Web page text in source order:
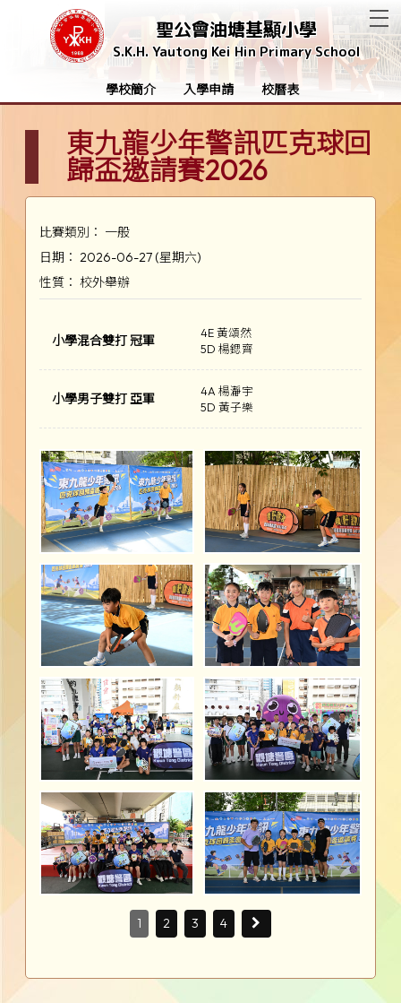
聖公會油塘基顯小學
S.K.H. Yautong Kei Hin Primary School
學校簡介 入學申請 校曆表
東九龍少年警訊匹克球回
歸盃邀請賽2026
比賽類別： 一般
日期： 2026-06-27 (星期六)
性質： 校外舉辦
小學混合雙打 冠軍
4E 黃頌然
5D 楊鍶齊
小學男子雙打 亞軍
4A 楊瀞宇
5D 黃子樂
1 2 3 4